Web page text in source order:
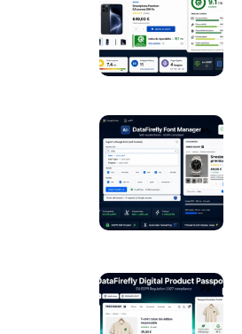
PS
PS